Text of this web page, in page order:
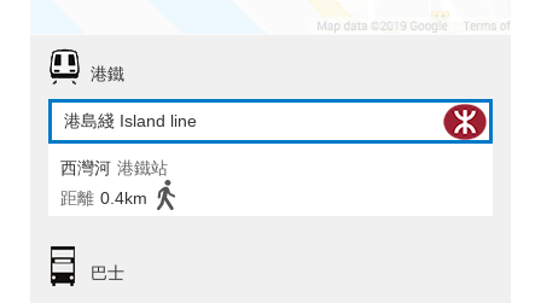
港鐵
港島綫 Island line
西灣河 港鐵站
距離 0.4km
巴士